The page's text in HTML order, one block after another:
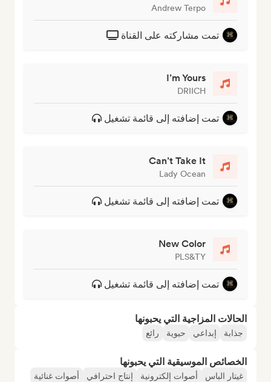
Andrew Terpo
تمت مشاركته على القناة
I’m Yours
DRIICH
تمت إضافته إلى قائمة تشغيل
Can’t Take It
Lady Ocean
تمت إضافته إلى قائمة تشغيل
New Color
PLS&TY
تمت إضافته إلى قائمة تشغيل
الحالات المزاجية التي يحبونها
جذابة إبداعي حيوية رائع
الخصائص الموسيقية التي يحبونها
غيتار الباس أصوات إلكترونية إنتاج احترافي أصوات غنائية